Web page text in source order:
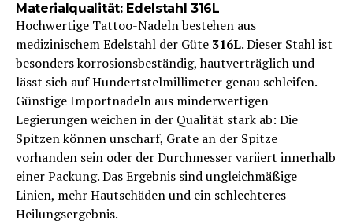
Materialqualität: Edelstahl 316L
Hochwertige Tattoo-Nadeln bestehen aus
medizinischem Edelstahl der Güte 316L. Dieser Stahl ist
besonders korrosionsbeständig, hautverträglich und
lässt sich auf Hundertstelmillimeter genau schleifen.
Günstige Importnadeln aus minderwertigen
Legierungen weichen in der Qualität stark ab: Die
Spitzen können unscharf, Grate an der Spitze
vorhanden sein oder der Durchmesser variiert innerhalb
einer Packung. Das Ergebnis sind ungleichmäßige
Linien, mehr Hautschäden und ein schlechteres
Heilungsergebnis.